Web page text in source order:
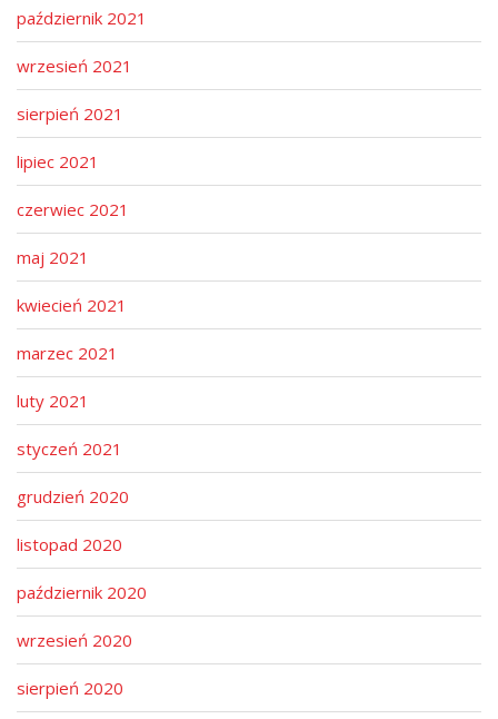
październik 2021
wrzesień 2021
sierpień 2021
lipiec 2021
czerwiec 2021
maj 2021
kwiecień 2021
marzec 2021
luty 2021
styczeń 2021
grudzień 2020
listopad 2020
październik 2020
wrzesień 2020
sierpień 2020